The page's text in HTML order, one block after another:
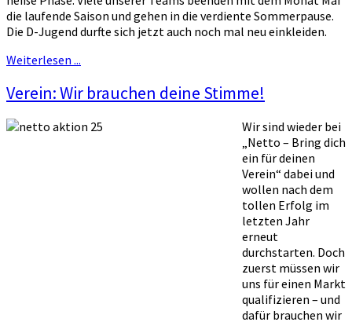
die laufende Saison und gehen in die verdiente Sommerpause.
Die D-Jugend durfte sich jetzt auch noch mal neu einkleiden.
Weiterlesen ...
Verein: Wir brauchen deine Stimme!
Wir sind wieder bei
„Netto – Bring dich
ein für deinen
Verein“ dabei und
wollen nach dem
tollen Erfolg im
letzten Jahr
erneut
durchstarten. Doch
zuerst müssen wir
uns für einen Markt
qualifizieren – und
dafür brauchen wir